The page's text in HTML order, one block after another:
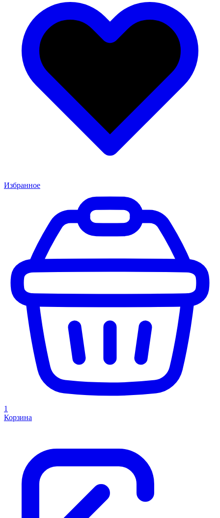
Избранное
1
Корзина